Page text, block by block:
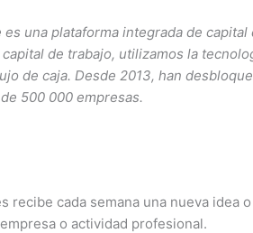
es una plataforma integrada de
de trabajo, utilizamos la
de caja. Desde 2013, han
500 000 empresas.
recibe cada semana una nueva idea
empresa o actividad profesional.